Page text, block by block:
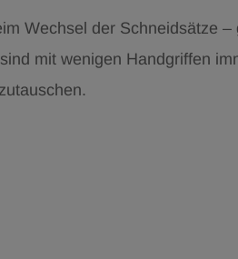
Wechsel der Schneidsätze
mit wenigen Handgriffen